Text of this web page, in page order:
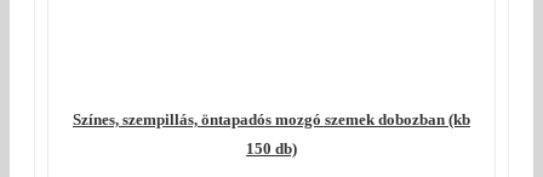
Színes, szempillás, öntapadós mozgó szemek dobozban (kb
150 db)